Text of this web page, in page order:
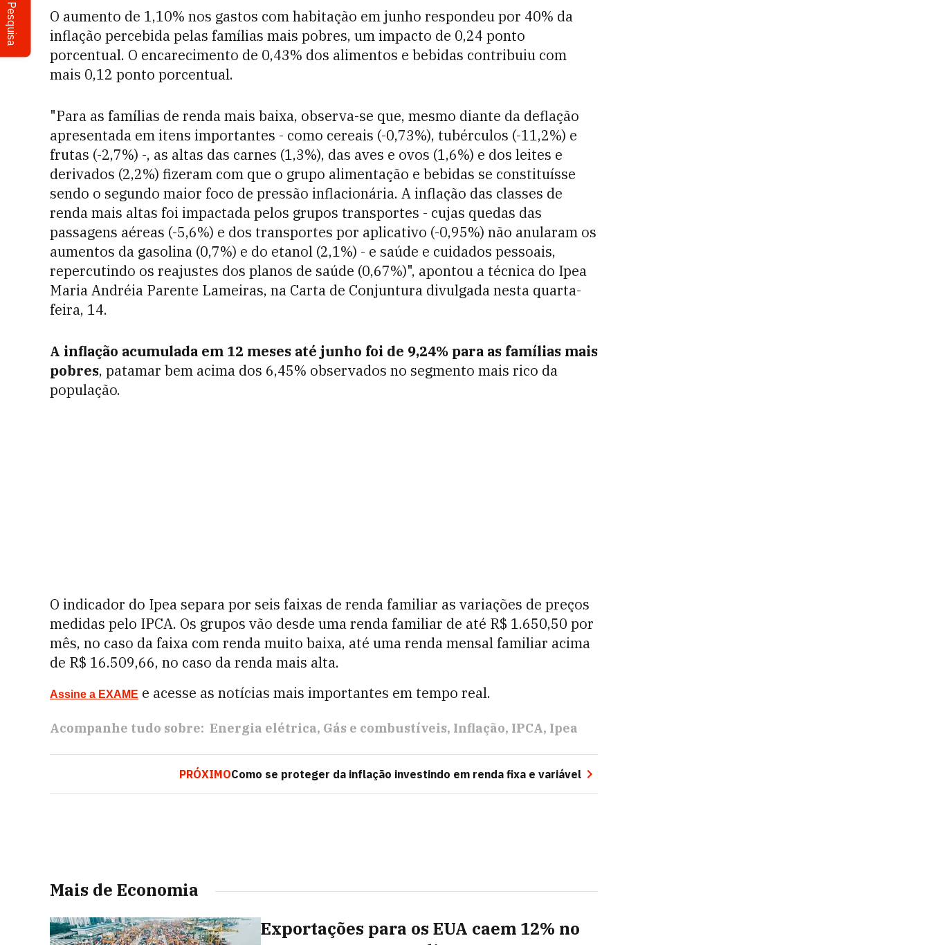
Pesquisa
O aumento de 1,10% nos gastos com habitação em junho respondeu por 40% da
inflação percebida pelas famílias mais pobres, um impacto de 0,24 ponto
porcentual. O encarecimento de 0,43% dos alimentos e bebidas contribuiu com
mais 0,12 ponto porcentual.
"Para as famílias de renda mais baixa, observa-se que, mesmo diante da deflação
apresentada em itens importantes - como cereais (-0,73%), tubérculos (-11,2%) e
frutas (-2,7%) -, as altas das carnes (1,3%), das aves e ovos (1,6%) e dos leites e
derivados (2,2%) fizeram com que o grupo alimentação e bebidas se constituísse
sendo o segundo maior foco de pressão inflacionária. A inflação das classes de
renda mais altas foi impactada pelos grupos transportes - cujas quedas das
passagens aéreas (-5,6%) e dos transportes por aplicativo (-0,95%) não anularam os
aumentos da gasolina (0,7%) e do etanol (2,1%) - e saúde e cuidados pessoais,
repercutindo os reajustes dos planos de saúde (0,67%)", apontou a técnica do Ipea
Maria Andréia Parente Lameiras, na Carta de Conjuntura divulgada nesta quarta-
feira, 14.
A inflação acumulada em 12 meses até junho foi de 9,24% para as famílias mais
pobres, patamar bem acima dos 6,45% observados no segmento mais rico da
população.
O indicador do Ipea separa por seis faixas de renda familiar as variações de preços
medidas pelo IPCA. Os grupos vão desde uma renda familiar de até R$ 1.650,50 por
mês, no caso da faixa com renda muito baixa, até uma renda mensal familiar acima
de R$ 16.509,66, no caso da renda mais alta.
Assine a EXAME e acesse as notícias mais importantes em tempo real.
Acompanhe tudo sobre: Energia elétrica Gás e combustíveis Inflação IPCA Ipea
PRÓXIMOComo se proteger da inflação investindo em renda fixa e variável
Mais de Economia
Exportações para os EUA caem 12% no